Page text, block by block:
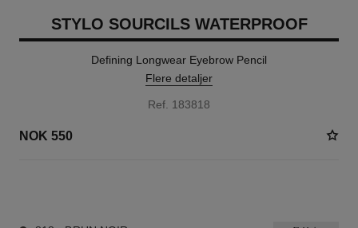
STYLO SOURCILS WATERPROOF
Defining Longwear Eyebrow Pencil
Flere detaljer
Ref. 183818
NOK 550